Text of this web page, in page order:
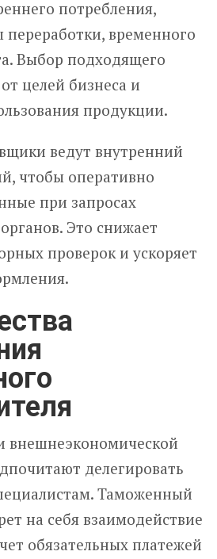
потребления,
временного
Выбор подходящего
целей бизнеса и
продукции.
ведут внутренний
чтобы оперативно
при запросах
Это снижает
проверок и ускоряет
внешнеэкономической
делегировать
Таможенный
на себя взаимодействие
обязательных платежей